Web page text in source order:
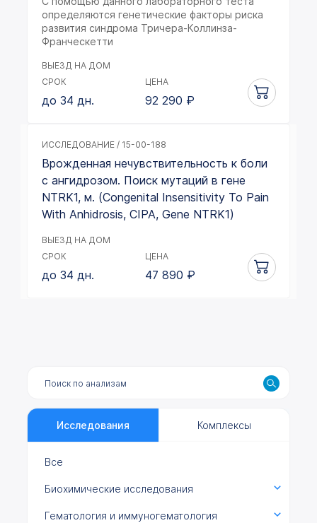
определяются генетические факторы риска
развития синдрома Тричера-Коллинза-
Франческетти
ВЫЕЗД НА ДОМ
СРОК
до 34 дн.
ЦЕНА
92 290 ₽
ИССЛЕДОВАНИЕ / 15-00-188
Врожденная нечувствительность к боли
с ангидрозом. Поиск мутаций в гене
NTRK1, м. (Congenital Insensitivity To Pain
With Anhidrosis, CIPA, Gene NTRK1)
ВЫЕЗД НА ДОМ
СРОК
до 34 дн.
ЦЕНА
47 890 ₽
Исследования Комплексы
Все
Биохимические исследования
Гематология и иммуногематология